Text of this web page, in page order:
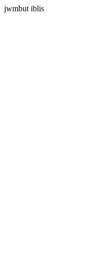
jwmbut iblis